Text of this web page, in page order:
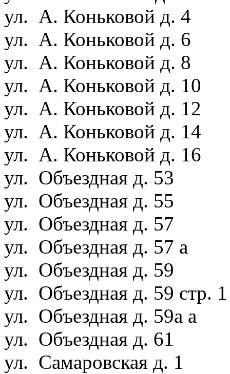
ул. А. Коньковой д. 4
ул. А. Коньковой д. 6
ул. А. Коньковой д. 8
ул. А. Коньковой д. 10
ул. А. Коньковой д. 12
ул. А. Коньковой д. 14
ул. А. Коньковой д. 16
ул. Объездная д. 53
ул. Объездная д. 55
ул. Объездная д. 57
ул. Объездная д. 57 а
ул. Объездная д. 59
ул. Объездная д. 59 стр.
ул. Объездная д. 59а а
ул. Объездная д. 61
ул. Самаровская д. 1